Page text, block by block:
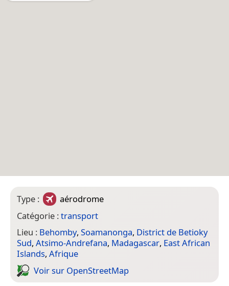
Type :
aérodrome
Catégorie :transport
Lieu : Behomby, Soamanonga, District de Betioky
Sud, Atsimo-Andrefana, Madagascar, East African
Islands, Afrique
Voir sur Open­Street­Map